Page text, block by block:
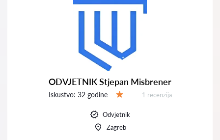
ODVJETNIK Stjepan Misbrener
Iskustvo: 32 godine Recenzija:
1 recenzija
Odvjetnik
Zagreb